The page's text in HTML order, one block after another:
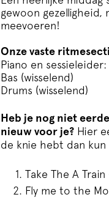
gewoon gezelligheid,
meevoeren!
Onze vaste
Piano en
Bas (wisselend)
Drums (wisselend)
Heb je nog niet
nieuw voor je? Hier
de knie hebt dan
Take The A
Fly me to the